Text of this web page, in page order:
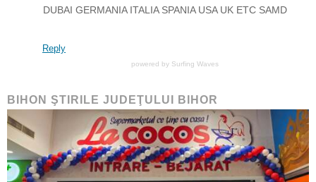
DUBAI GERMANIA ITALIA SPANIA USA UK ETC SAMD
Reply
powered by Surfing Waves
BIHON ŞTIRILE JUDEŢULUI BIHOR